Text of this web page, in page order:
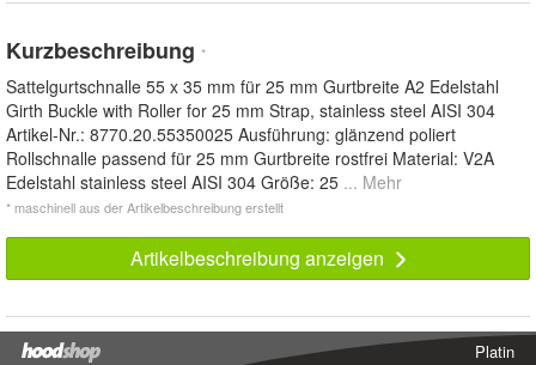
Kurzbeschreibung *
Sattelgurtschnalle 55 x 35 mm für 25 mm Gurtbreite A2 Edelstahl
Girth Buckle with Roller for 25 mm Strap, stainless steel AISI 304
Artikel-Nr.: 8770.20.55350025 Ausführung: glänzend poliert
Rollschnalle passend für 25 mm Gurtbreite rostfrei Material: V2A
Edelstahl stainless steel AISI 304 Größe: 25 ... Mehr
* maschinell aus der Artikelbeschreibung erstellt
Artikelbeschreibung anzeigen
Platin